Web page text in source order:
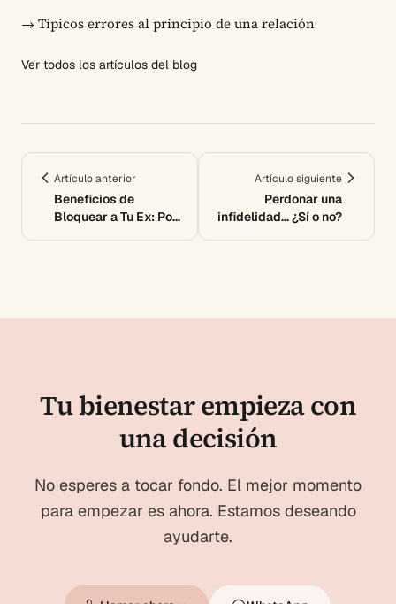
→ Típicos errores al principio de una relación
Ver todos los artículos del blog
Artículo anterior
Beneficios de
Bloquear a Tu Ex: Por
Artículo siguiente
Perdonar una
infidelidad… ¿Sí o no?
Tu bienestar empieza con
una decisión
No esperes a tocar fondo. El mejor momento
para empezar es ahora. Estamos deseando
ayudarte.